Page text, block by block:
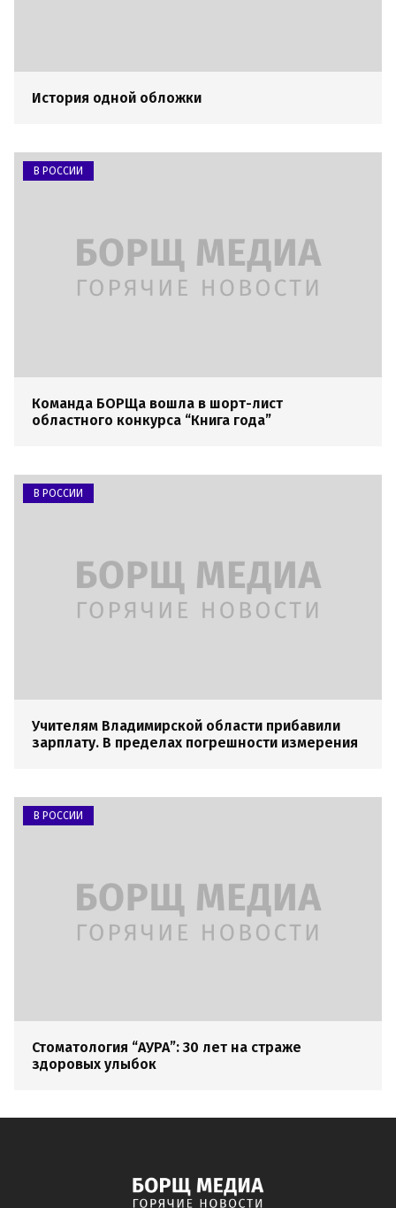
История одной обложки
В РОССИИ
Команда БОРЩа вошла в шорт-лист
областного конкурса “Книга года”
В РОССИИ
Учителям Владимирской области прибавили
зарплату. В пределах погрешности измерения
В РОССИИ
Стоматология “АУРА”: 30 лет на страже
здоровых улыбок